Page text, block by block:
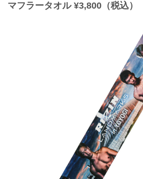
マフラータオル ¥3,800（税込）